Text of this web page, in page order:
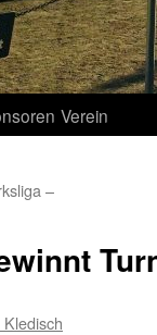
Verein
–